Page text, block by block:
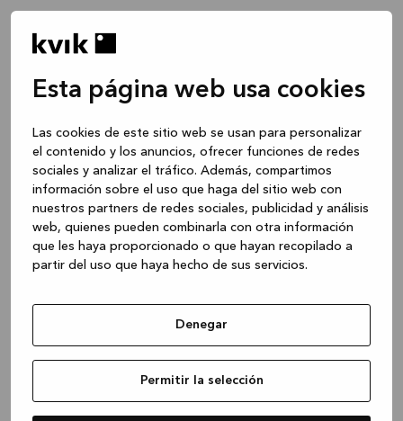
Esta página web usa cookies
Las cookies de este sitio web se usan para personalizar
el contenido y los anuncios, ofrecer funciones de redes
sociales y analizar el tráfico. Además, compartimos
información sobre el uso que haga del sitio web con
nuestros partners de redes sociales, publicidad y análisis
web, quienes pueden combinarla con otra información
que les haya proporcionado o que hayan recopilado a
partir del uso que haya hecho de sus servicios.
Denegar
Permitir la selección
Application error: a client-side exception has occurred
loadingwww.kvik.es (see the browser console for more